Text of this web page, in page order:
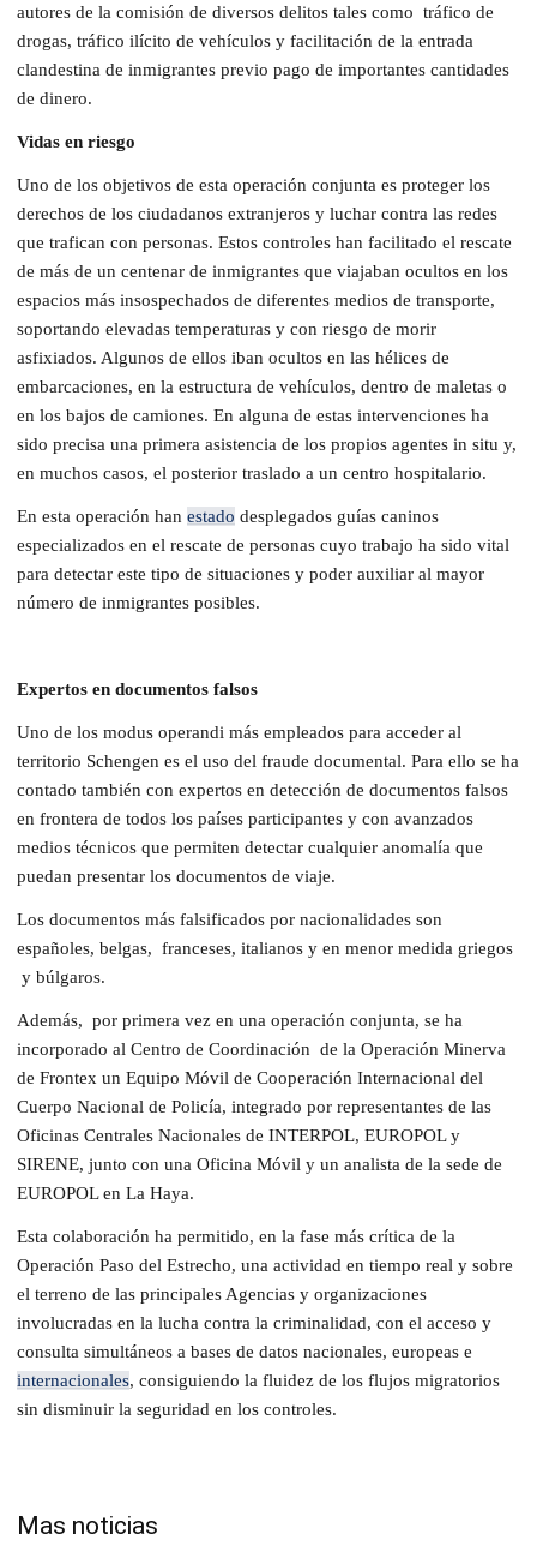
autores de la comisión de diversos delitos tales como tráfico de
drogas, tráfico ilícito de vehículos y facilitación de la entrada
clandestina de inmigrantes previo pago de importantes cantidades
de dinero.
Vidas en riesgo
Uno de los objetivos de esta operación conjunta es proteger los
derechos de los ciudadanos extranjeros y luchar contra las redes
que trafican con personas. Estos controles han facilitado el rescate
de más de un centenar de inmigrantes que viajaban ocultos en los
espacios más insospechados de diferentes medios de transporte,
soportando elevadas temperaturas y con riesgo de morir
asfixiados. Algunos de ellos iban ocultos en las hélices de
embarcaciones, en la estructura de vehículos, dentro de maletas o
en los bajos de camiones. En alguna de estas intervenciones ha
sido precisa una primera asistencia de los propios agentes in situ y,
en muchos casos, el posterior traslado a un centro hospitalario.
En esta operación han estado desplegados guías caninos
especializados en el rescate de personas cuyo trabajo ha sido vital
para detectar este tipo de situaciones y poder auxiliar al mayor
número de inmigrantes posibles.
Expertos en documentos falsos
Uno de los modus operandi más empleados para acceder al
territorio Schengen es el uso del fraude documental. Para ello se ha
contado también con expertos en detección de documentos falsos
en frontera de todos los países participantes y con avanzados
medios técnicos que permiten detectar cualquier anomalía que
puedan presentar los documentos de viaje.
Los documentos más falsificados por nacionalidades son
españoles, belgas, franceses, italianos y en menor medida griegos
y búlgaros.
Además, por primera vez en una operación conjunta, se ha
incorporado al Centro de Coordinación de la Operación Minerva
de Frontex un Equipo Móvil de Cooperación Internacional del
Cuerpo Nacional de Policía, integrado por representantes de las
Oficinas Centrales Nacionales de INTERPOL, EUROPOL y
SIRENE, junto con una Oficina Móvil y un analista de la sede de
EUROPOL en La Haya.
Esta colaboración ha permitido, en la fase más crítica de la
Operación Paso del Estrecho, una actividad en tiempo real y sobre
el terreno de las principales Agencias y organizaciones
involucradas en la lucha contra la criminalidad, con el acceso y
consulta simultáneos a bases de datos nacionales, europeas e
internacionales, consiguiendo la fluidez de los flujos migratorios
sin disminuir la seguridad en los controles.
Mas noticias